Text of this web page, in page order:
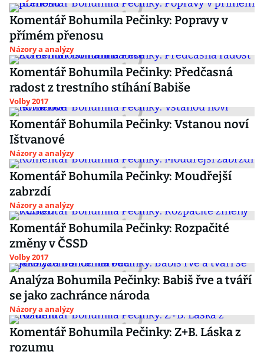
Komentář Bohumila Pečinky: Popravy v
přímém přenosu
Názory a analýzy
Komentář Bohumila Pečinky: Předčasná
radost z trestního stíhání Babiše
Volby 2017
Komentář Bohumila Pečinky: Vstanou noví
Ištvanové
Názory a analýzy
Komentář Bohumila Pečinky: Moudřejší
zabrzdí
Názory a analýzy
Komentář Bohumila Pečinky: Rozpačité
změny v ČSSD
Volby 2017
Analýza Bohumila Pečinky: Babiš řve a tváří
se jako zachránce národa
Názory a analýzy
Komentář Bohumila Pečinky: Z+B. Láska z
rozumu